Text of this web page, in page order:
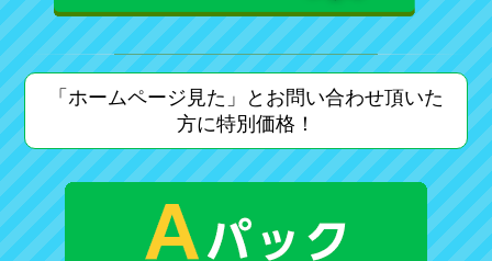
「ホームページ見た」とお問い合わせ頂いた
方に特別価格！